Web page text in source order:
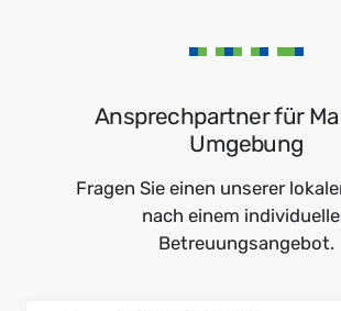
Ansprechpartner für
Umgebung
Fragen Sie einen unserer
nach einem
Betreuungsangebot.